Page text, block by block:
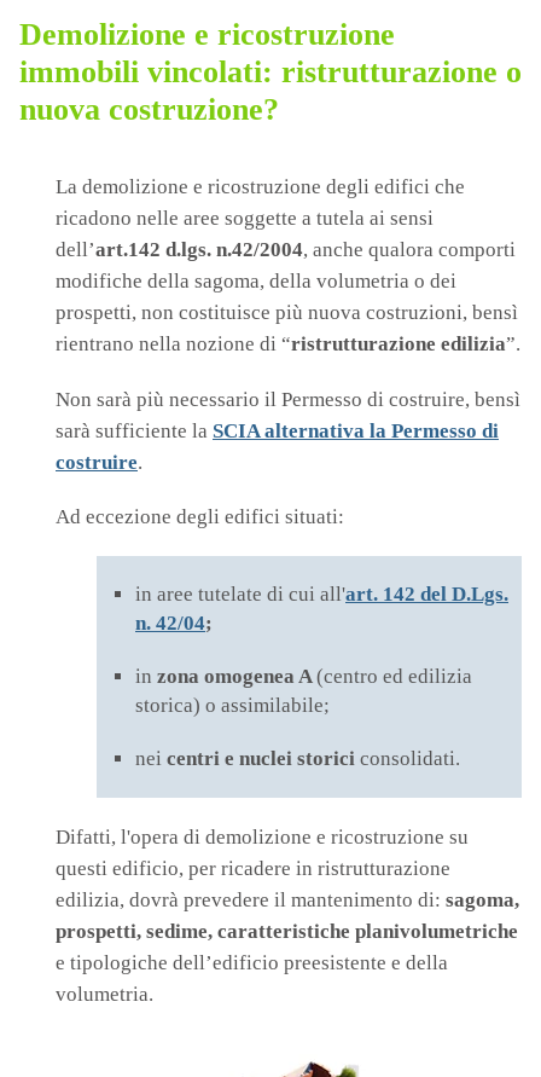
Demolizione e ricostruzione
immobili vincolati: ristrutturazione o
nuova costruzione?
La demolizione e ricostruzione degli edifici che
ricadono nelle aree soggette a tutela ai sensi
dell’art.142 d.lgs. n.42/2004, anche qualora comporti
modifiche della sagoma, della volumetria o dei
prospetti, non costituisce più nuova costruzioni, bensì
rientrano nella nozione di “ristrutturazione edilizia”.
Non sarà più necessario il Permesso di costruire, bensì
sarà sufficiente la SCIA alternativa la Permesso di
costruire.
Ad eccezione degli edifici situati:
in aree tutelate di cui all'art. 142 del D.Lgs.
n. 42/04;
in zona omogenea A(centro ed edilizia
storica) o assimilabile;
nei centri e nuclei storici consolidati.
Difatti, l'opera di demolizione e ricostruzione su
questi edificio, per ricadere in ristrutturazione
edilizia, dovrà prevedere il mantenimento di: sagoma,
prospetti, sedime, caratteristiche planivolumetriche
e tipologiche dell’edificio preesistente e della
volumetria.